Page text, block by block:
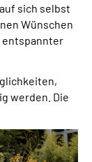
sich selbst
Wünschen
entspannter
werden. Die